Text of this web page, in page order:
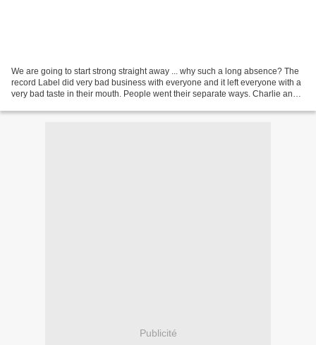
We are going to start strong straight away ... why such a long absence? The
record Label did very bad business with everyone and it left everyone with a
very bad taste in their mouth. People went their separate ways. Charlie and I
Publicité